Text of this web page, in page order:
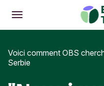
Ouvrir
Menu principal
Voici comment OBS
Serbie